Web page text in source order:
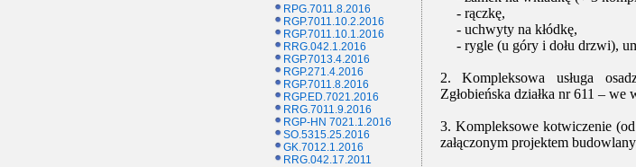
RPG.7011.8.2016
RGP.7011.10.2.2016
RGP.7011.10.1.2016
RRG.042.1.2016
RGP.7013.4.2016
RGP.271.4.2016
RGP.7011.8.2016
RGP.ED.7021.2016
RRG.7011.9.2016
RGP-HN 7021.1.2016
SO.5315.25.2016
GK.7012.1.2016
RRG.042.17.2011
- rączkę,
- uchwyty na kłódkę,
- rygle (u góry i dołu drzwi),
2. Kompleksowa usługa
Zgłobieńska działka nr 611 –
3. Kompleksowe kotwiczenie
załączonym projektem